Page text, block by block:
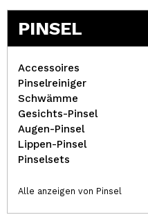
PINSEL
Accessoires
Pinselreiniger
Schwämme
Gesichts-Pinsel
Augen-Pinsel
Lippen-Pinsel
Pinselsets
Alle anzeigen von Pinsel